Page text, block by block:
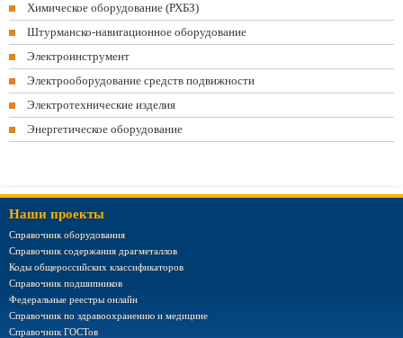
Химическое оборудование (РХБЗ)
Штурманско-навигационное оборудование
Электроинструмент
Электрооборудование средств подвижности
Электротехнические изделия
Энергетическое оборудование
Наши проекты
Справочник оборудования
Справочник содержания драгметаллов
Коды общероссийских классификаторов
Справочник подшипников
Федеральные реестры онлайн
Справочник по здравоохранению и медицине
Справочник ГОСТов